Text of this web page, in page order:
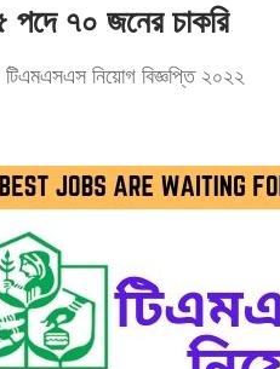
পদে ৭০ জনের চাকরি
নিয়োগ বিজ্ঞপ্তি ২০২২